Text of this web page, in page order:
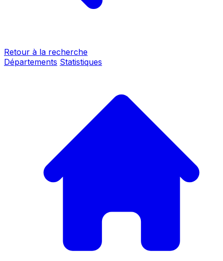
Retour à la recherche
Départements Statistiques